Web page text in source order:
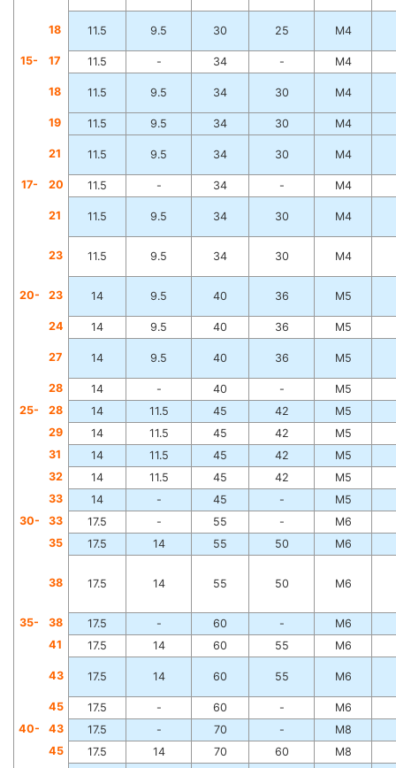
18 11.5 9.5 30 25 M4
15- 17 11.5 - 34 - M4
18 11.5 9.5 34 30 M4
19 11.5 9.5 34 30 M4
21 11.5 9.5 34 30 M4
17- 20 11.5 - 34 - M4
21 11.5 9.5 34 30 M4
23 11.5 9.5 34 30 M4
20- 23 14 9.5 40 36 M5
24 14 9.5 40 36 M5
27 14 9.5 40 36 M5
28 14 - 40 -
M5
25-
28 14 11.5 45 42
M5
29 14 11.5 45 42
M5
31 14 11.5 45 42
M5
32 14 11.5 45 42
M5
33 14 - 45 -
M5
30-
33 17.5 - 55 -
M6
35 17.5 14 55 50 M6
38 17.5 14 55 50 M6
35- 38 17.5 - 60 -
M6
41 17.5 14 60 55 M6
43 17.5 14 60 55 M6
45 17.5 - 60 -
M6
40-
43 17.5 - 70 -
M8
45 17.5 14 70 60 M8